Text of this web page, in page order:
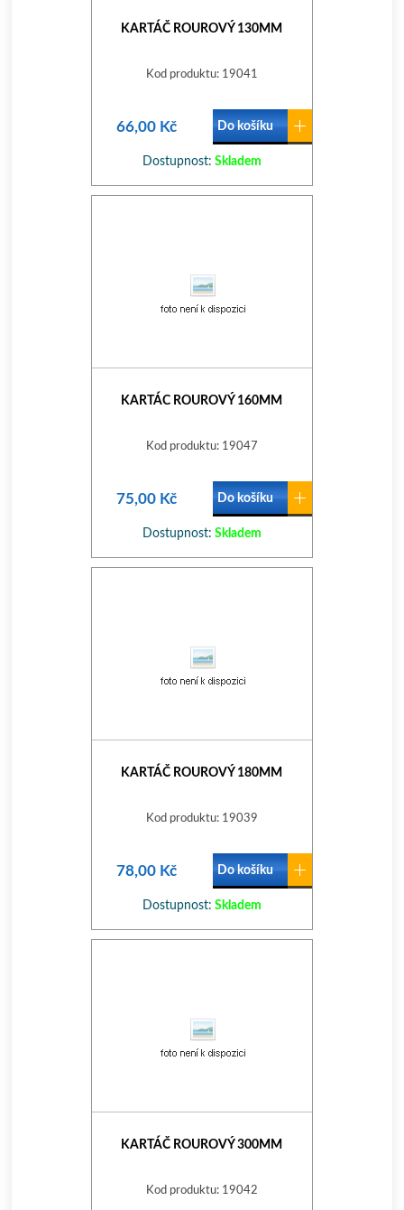
KARTÁČ ROUROVÝ 130MM
Kod produktu: 19041
66,00 Kč Do košíku
Dostupnost: Skladem
KARTÁC ROUROVÝ 160MM
Kod produktu: 19047
75,00 Kč Do košíku
Dostupnost: Skladem
KARTÁČ ROUROVÝ 180MM
Kod produktu: 19039
78,00 Kč Do košíku
Dostupnost: Skladem
KARTÁČ ROUROVÝ 300MM
Kod produktu: 19042